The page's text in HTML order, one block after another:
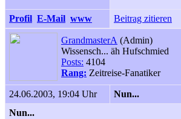
Profil E-Mail www Beitrag zitieren
GrandmasterA (Admin)
Wissensch... äh Hufschmied
Posts: 4104
Rang: Zeitreise-Fanatiker
24.06.2003, 19:04 Uhr
Nun...
Nun...